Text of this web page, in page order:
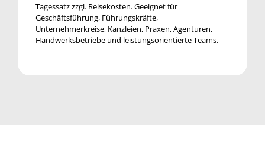
Tagessatz zzgl. Reisekosten. Geeignet für
Geschäftsführung, Führungskräfte,
Unternehmerkreise, Kanzleien, Praxen, Agenturen,
Handwerksbetriebe und leistungsorientierte Teams.